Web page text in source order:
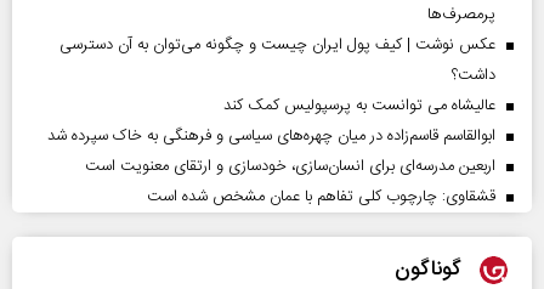
پرمصرف‌ها
عکس نوشت | کیف پول ایران چیست و چگونه می‌توان به آن دسترسی
داشت؟
عالیشاه می توانست به پرسپولیس کمک کند
ابوالقاسم قاسم‌زاده در میان چهره‌های سیاسی و فرهنگی به خاک سپرده شد
اربعین مدرسه‌ای برای انسان‌سازی، خودسازی و ارتقای معنویت است
قشقاوی: چارچوب کلی تفاهم با عمان مشخص شده است
گوناگون